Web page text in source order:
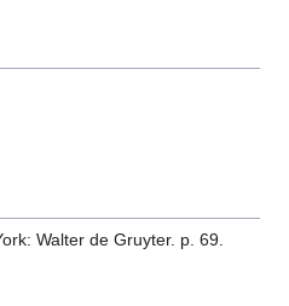
Walter de Gruyter. p. 69.